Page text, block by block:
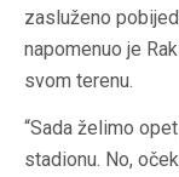
zasluženo
napomenuo je
svom terenu.
“Sada želimo
stadionu. No,